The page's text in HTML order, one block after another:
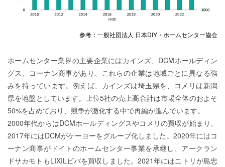
参考：一般社団法人 日本DIY・ホームセンター協会
ホームセンター業界の主要企業にはカインズ、DCMホールディン
グス、コーナン商事があり、これらの企業は地域ごとに異なる強
みを持っています。例えば、カインズは埼玉県を、コメリは新潟
県を地盤としています。上位5社の売上高合計は市場全体のおよそ
50%を占めており、競争が激化する中で再編が進んでいます。
2000年代からはDCMホールディングスやコメリの買収が始まり、
2017年にはDCMがケーヨーをグループ化しました。2020年にはコ
ーナン商事がドイトのホームセンター事業を承継し、アークラン
ドサカモトもLIXILビバを買収しました。2021年にはニトリが島忠